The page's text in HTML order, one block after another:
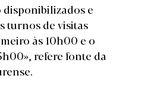
disponibilizados e
turnos de visitas
às 10h00 e o
refere fonte da